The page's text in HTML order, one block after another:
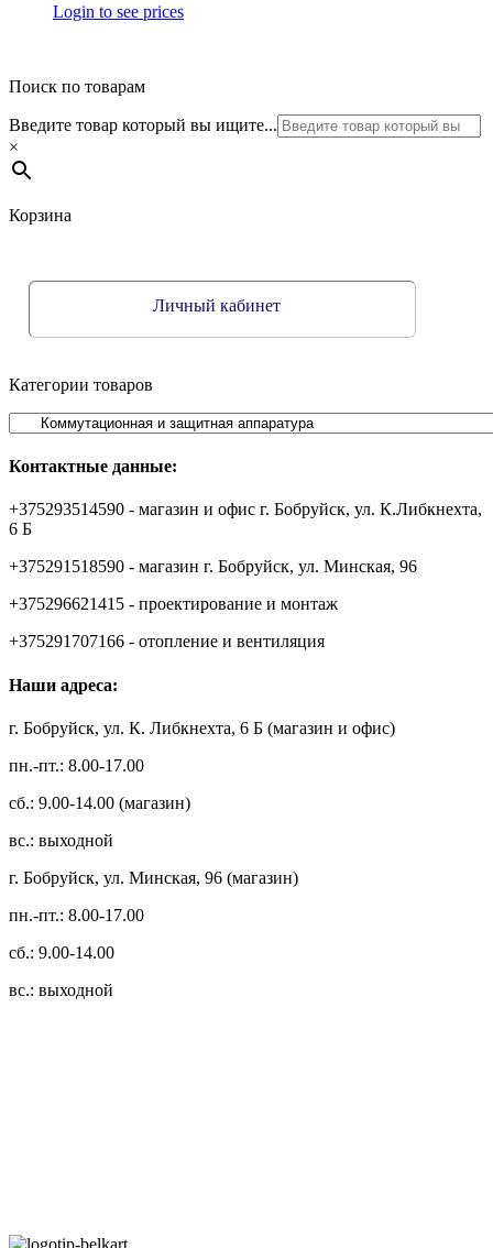
Login to see prices
Поиск по товарам
Введите товар который вы ищите...
×
Корзина
Личный кабинет
Категории товаров
Контактные данные:
+375293514590 - магазин и офис г. Бобруйск, ул. К.Либкнехта,
6 Б
+375291518590 - магазин г. Бобруйск, ул. Минская, 96
+375296621415 - проектирование и монтаж
+375291707166 - отопление и вентиляция
Наши адреса:
г. Бобруйск, ул. К. Либкнехта, 6 Б (магазин и офис)
пн.-пт.: 8.00-17.00
сб.: 9.00-14.00 (магазин)
вс.: выходной
г. Бобруйск, ул. Минская, 96 (магазин)
пн.-пт.: 8.00-17.00
сб.: 9.00-14.00
вс.: выходной